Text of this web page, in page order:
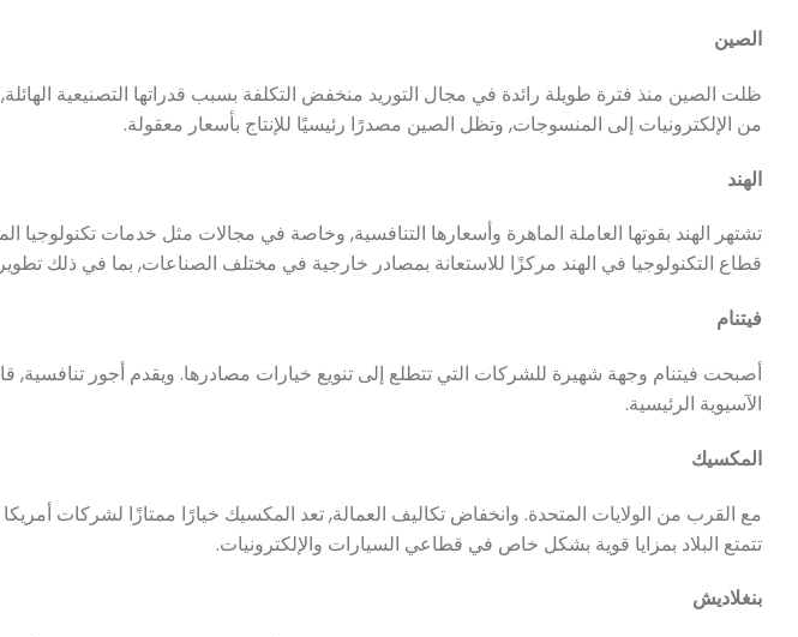
الصين
ظلت الصين منذ فترة طويلة رائدة في مجال التوريد منخفض التكلفة بسبب قدراتها التصنيعية الهائلة,
من الإلكترونيات إلى المنسوجات, وتظل الصين مصدرًا رئيسيًا للإنتاج بأسعار معقولة.
الهند
تشتهر الهند بقوتها العاملة الماهرة وأسعارها التنافسية, وخاصة في مجالات مثل خدمات
قطاع التكنولوجيا في الهند مركزًا للاستعانة بمصادر خارجية في مختلف الصناعات, بما في ذلك
فيتنام
أصبحت فيتنام وجهة شهيرة للشركات التي تتطلع إلى تنويع خيارات مصادرها. ويقدم أجور تنافسية,
الآسيوية الرئيسية.
المكسيك
مع القرب من الولايات المتحدة. وانخفاض تكاليف العمالة, تعد المكسيك خيارًا ممتازًا لشركات
تتمتع البلاد بمزايا قوية بشكل خاص في قطاعي السيارات والإلكترونيات.
بنغلاديش